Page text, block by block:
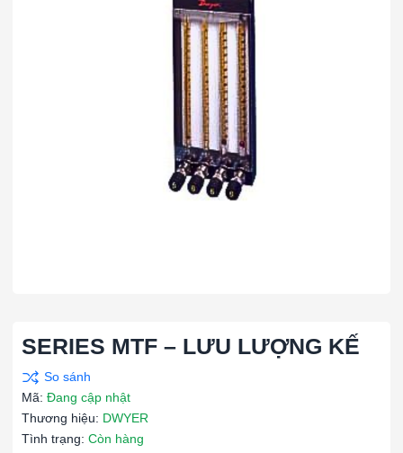
SERIES MTF – LƯU LƯỢNG KẾ
Mã: Đang cập nhật
Thương hiệu: DWYER
Tình trạng: Còn hàng